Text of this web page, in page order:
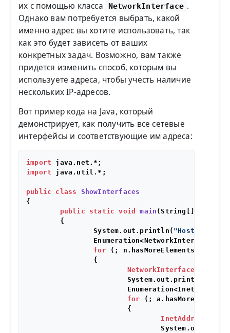
их с помощью класса
NetworkInterface .
Однако вам потребуется выбрать, какой
именно адрес вы хотите использовать, так
как это будет зависеть от ваших
конкретных задач. Возможно, вам также
придется изменить способ, которым вы
используете адреса, чтобы учесть наличие
нескольких IP-адресов.
Вот пример кода на Java, который
демонстрирует, как получить все сетевые
интерфейсы и соответствующие им адреса:
import
import java.util.*;
public class
ShowInterfaces
{
public
static void main (String[] args)
        {
                System.out.println(
"Host addr: "
Enumeration<NetworkInterface> n
for (; n.hasMoreElements();)
                {
NetworkInterface
                        System.out.println(
for (;
                        {
InetAddress